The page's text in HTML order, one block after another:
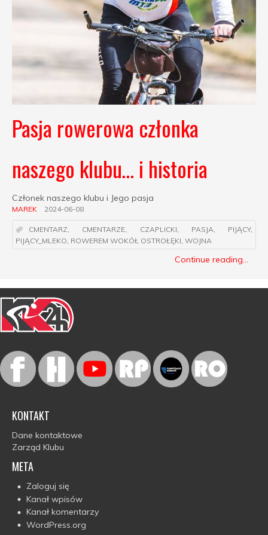
Pasja rowerowa członka
naszego klubu… i historia
Członek naszego klubu i Jego pasja
MAREK 2024-06-08
CMENTARZ, CMENTARZE, CZAPLICKI, PASJA, PIJĄCY,
PIJĄCY_MLEKO, ROWEREM WOKÓŁ OSTROŁĘKI, WOJNA
Continue reading...
KONTAKT
Dane kontaktowe
Zarząd Klubu
META
Zaloguj się
Kanał wpisów
Kanał komentarzy
WordPress.org